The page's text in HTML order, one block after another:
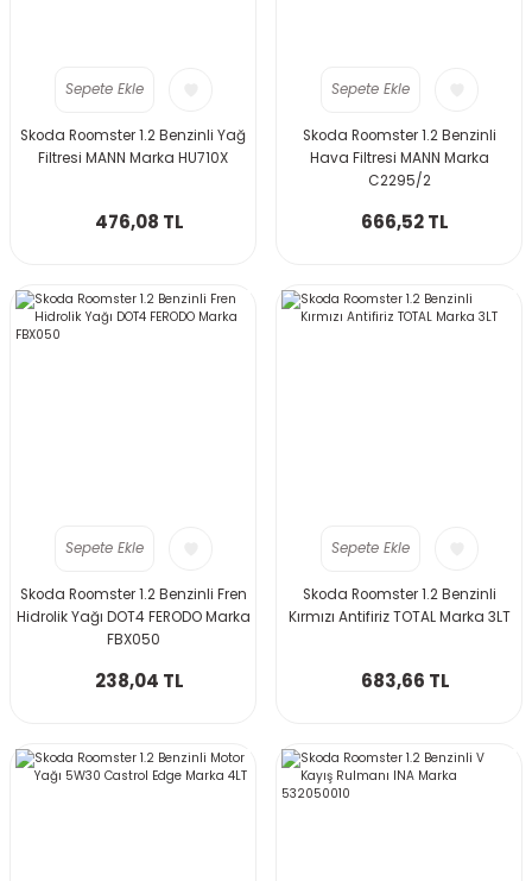
Sepete Ekle
Skoda Roomster 1.2 Benzinli Yağ
Filtresi MANN Marka HU710X
476,08 TL
Sepete Ekle
Skoda Roomster 1.2 Benzinli
Hava Filtresi MANN Marka
C2295/2
666,52 TL
Sepete Ekle
Skoda Roomster 1.2 Benzinli Fren
Hidrolik Yağı DOT4 FERODO Marka
FBX050
238,04 TL
Sepete Ekle
Skoda Roomster 1.2 Benzinli
Kırmızı Antifiriz TOTAL Marka 3LT
683,66 TL